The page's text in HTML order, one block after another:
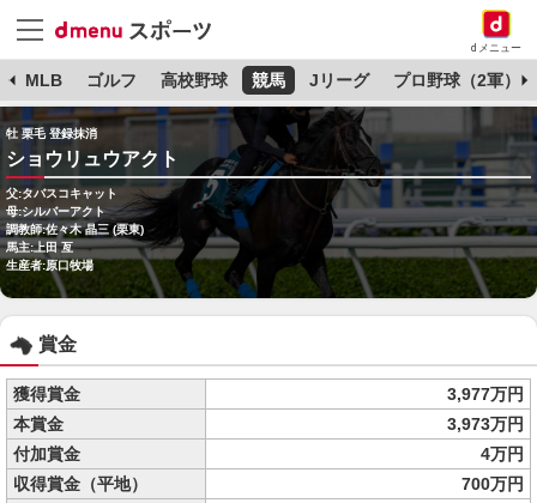
dメニュー
MLB ゴルフ 高校野球 競馬 Jリーグ プロ野球（2軍）
牡 栗毛 登録抹消
ショウリュウアクト
父:タバスコキャット
母:シルバーアクト
調教師:佐々木 晶三 (栗東)
馬主:上田 亙
生産者:原口牧場
賞金
獲得賞金
3,977万円
本賞金
3,973万円
付加賞金
4万円
収得賞金（平地）
700万円